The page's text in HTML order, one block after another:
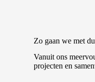
Zo gaan we met
Vanuit ons
projecten en